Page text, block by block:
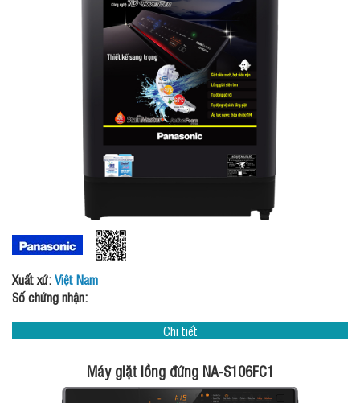
Xuất xứ:Việt Nam
Số chứng nhận:
Chi tiết
Máy giặt lồng đứng NA-S106FC1